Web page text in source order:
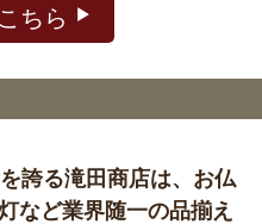
ちら
誇る滝田商店は、 お仏
など業界随一の品揃え